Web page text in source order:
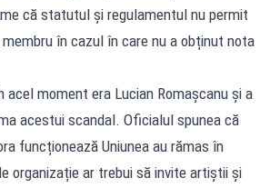
că statutul și regulamentul nu permit
în cazul în care nu a obținut nota
acel moment era Lucian Romașcanu și a
acestui scandal. Oficialul spunea că
funcționează Uniunea au rămas în
organizație ar trebui să invite artiștii și